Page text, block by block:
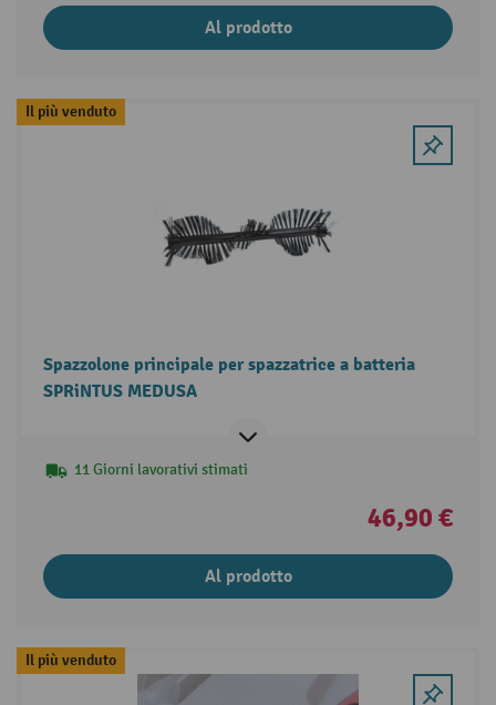
Al prodotto
Il più venduto
Spazzolone principale per spazzatrice a batteria
SPRiNTUS MEDUSA
11 Giorni lavorativi stimati
46,90 €
Al prodotto
Il più venduto